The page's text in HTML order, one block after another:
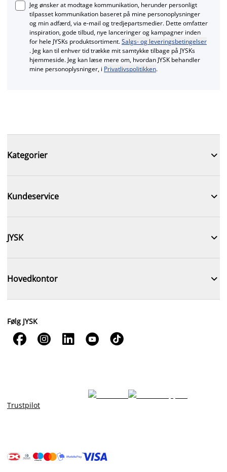
Jeg ønsker at modtage kommunikation, herunder personligt
tilpasset kommunikation baseret på mine personoplysninger
og min adfærd, via e‑mail og tredjepartsmedier. Dette omfatter
inspiration, gode tilbud, nye lanceringer og kampagner inden
for hele JYSKs produktsortiment.Salgs- og leveringsbetingelser
. Jeg kan til enhver tid trække mit samtykke tilbage på JYSKs
hjemmeside. Jeg kan læse mere om, hvordan JYSK behandler
mine personoplysninger, i Privatlivspolitikken.
Kategorier 
Kundeservice 
JYSK 
Hovedkontor 
Følg JYSK
    
Trustpilot